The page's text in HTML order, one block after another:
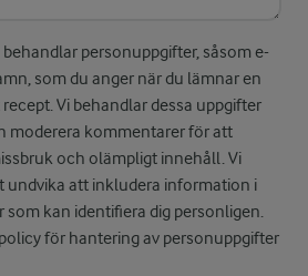
personuppgifter, såsom e-
som du anger när du lämnar en
Vi behandlar dessa uppgifter
moderera kommentarer för att
och olämpligt innehåll. Vi
undvika att inkludera information i
som kan identifiera dig personligen.
för hantering av personuppgifter